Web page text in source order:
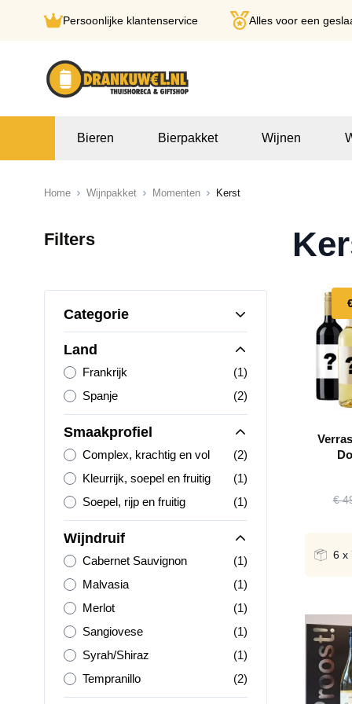
Persoonlijke klantenservice Alles voor een
Bieren Bierpakket Wijnen
Home Wijnpakket Momenten Kerst
Filters
Categorie
Land
Frankrijk (1)
Spanje
(2)
Smaakprofiel
Complex, krachtig en vol (2)
Kleurrijk, soepel en fruitig
(1)
Soepel, rijp en fruitig
(1)
Wijndruif
Cabernet Sauvignon (1)
Malvasia
(1)
Merlot
(1)
Sangiovese
(1)
Syrah/Shiraz
(1)
Tempranillo
(2)
€
6 x